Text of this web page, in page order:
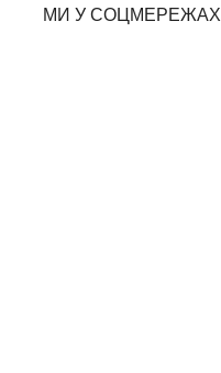
МИ У СОЦМЕРЕЖАХ